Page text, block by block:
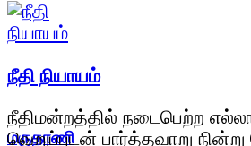
மருதாணி
நீதி நியாயம்
நீதிமன்றத்தில் நடைபெற்ற
வெறுப்புடன் பார்த்தவாறு